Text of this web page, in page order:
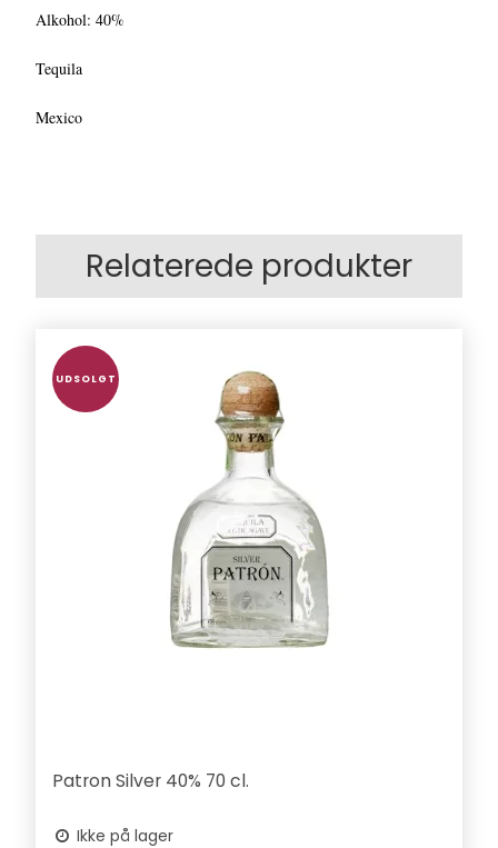
Alkohol: 40%
Tequila
Mexico
Relaterede produkter
UDSOLGT
Patron Silver 40% 70 cl.
Ikke på lager